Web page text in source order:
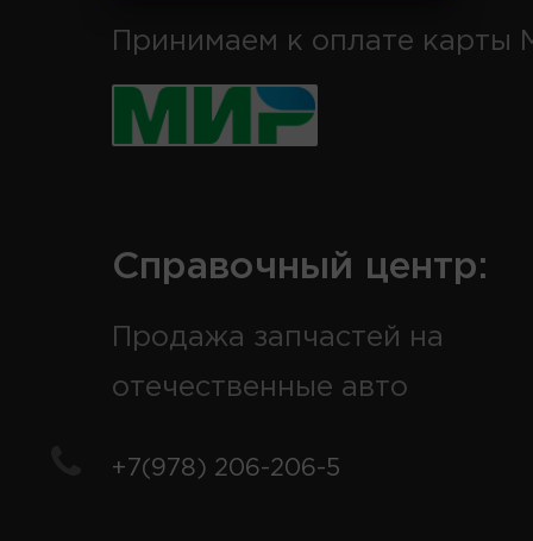
Принимаем к оплате карты
Справочный центр:
Продажа запчастей на
отечественные авто
+7(978) 206-206-5